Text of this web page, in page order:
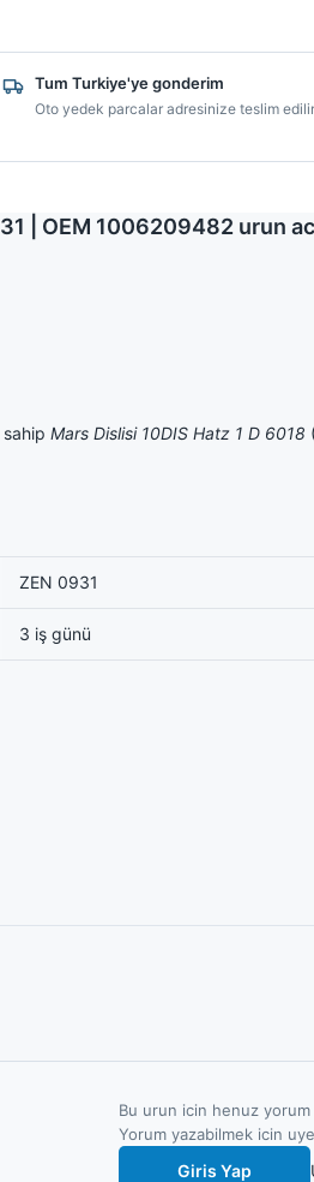
Tum Turkiye'ye gonderim
Oto yedek parcalar adresinize teslim
| OEM 1006209482 urun
sahip Mars Dislisi 10DIS Hatz 1 D 6018
ZEN 0931
3 iş günü
Bu urun icin henuz yorum
Yorum yazabilmek icin
Giris Yap